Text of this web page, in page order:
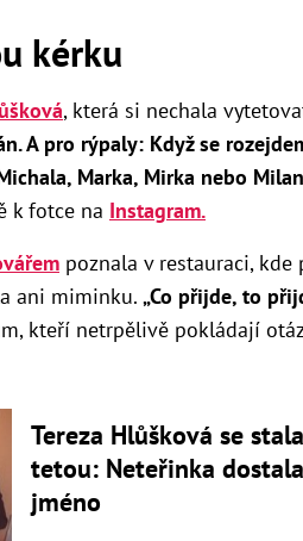
kérku
, která si nechala
A pro rýpaly: Když se
Marka, Mirka nebo
k fotce na Instagram.
poznala v restauraci, kde
ani miminku. „Co přijde, to
kteří netrpělivě pokládají
Tereza Hlůšková se
tetou: Neteřinka
jméno